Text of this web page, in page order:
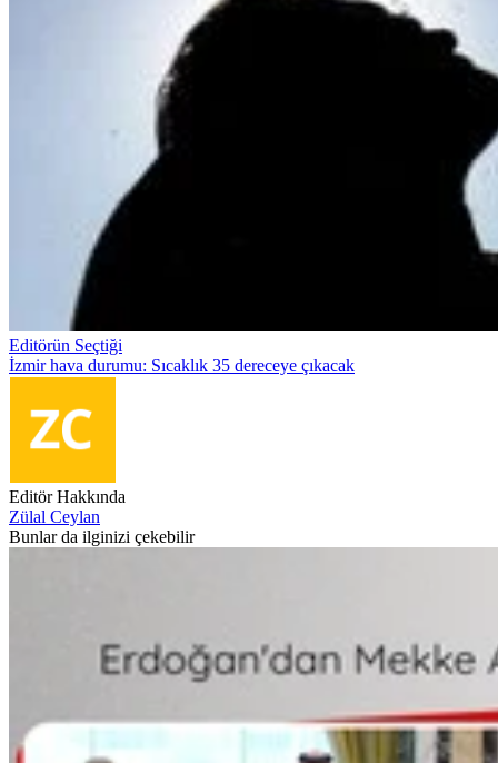
Editörün Seçtiği
İzmir hava durumu: Sıcaklık 35 dereceye çıkacak
Editör Hakkında
Zülal Ceylan
Bunlar da ilginizi çekebilir